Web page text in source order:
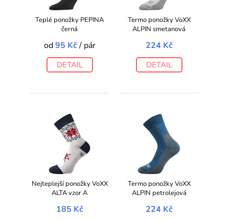
Teplé ponožky PEPINA
černá
od95 Kč/ pár
DETAIL
Termo ponožky VoXX
ALPIN smetanová
224 Kč
DETAIL
Nejteplejší ponožky VoXX
ALTA vzor A
185 Kč
Termo ponožky VoXX
ALPIN petrolejová
224 Kč